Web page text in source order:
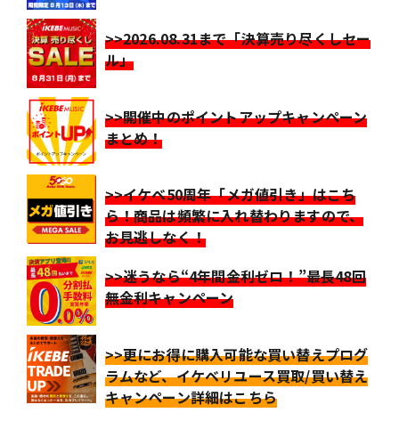
>>2026.08.31まで「決算売り尽くしセー
ル」
>>開催中のポイントアップキャンペーン
まとめ！
>>イケベ50周年「メガ値引き」はこち
ら！商品は頻繁に入れ替わりますので、
お見逃しなく！
>>迷うなら“4年間金利ゼロ！”最長48回
無金利キャンペーン
>>更にお得に購入可能な買い替えプログ
ラムなど、イケベリユース買取/買い替え
キャンペーン詳細はこちら